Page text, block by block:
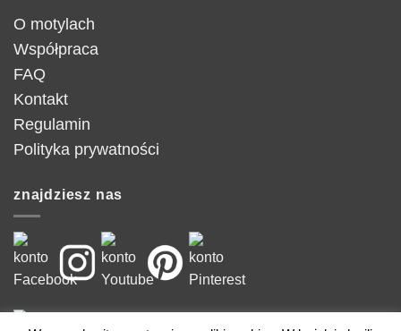
O motylach
Współpraca
FAQ
Kontakt
Regulamin
Polityka prywatności
znajdziesz nas